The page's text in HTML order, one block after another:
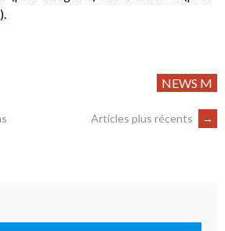
NEWS M
Articles plus récents →